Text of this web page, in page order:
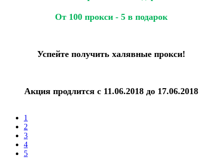
От 100 прокси - 5 в подарок
Успейте получить халявные прокси!
Акция продлится с 11.06.2018 до 17.06.2018
1
2
3
4
5